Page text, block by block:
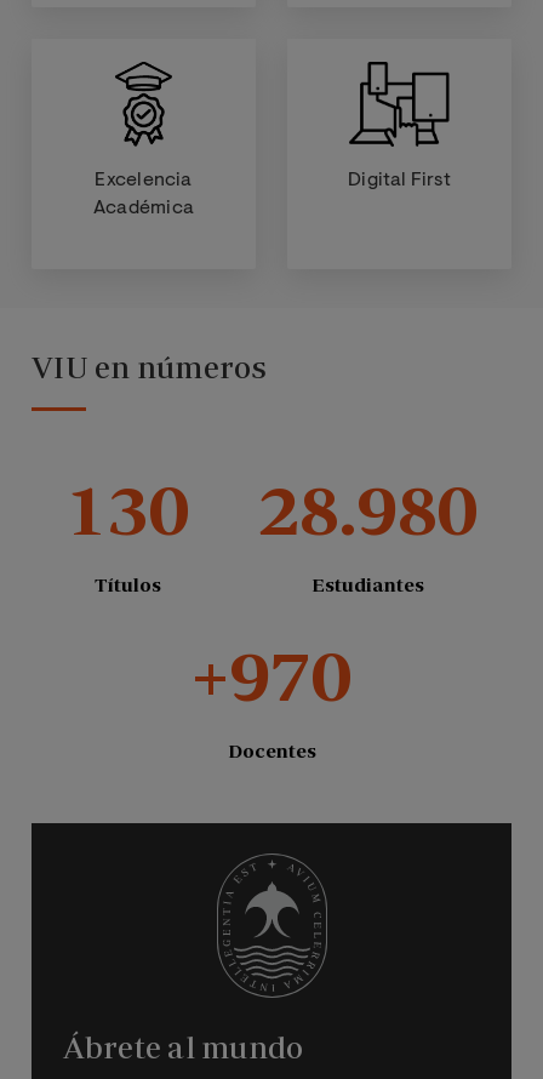
Excelencia
Académica
Digital First
VIU en números
130
Títulos
28.980
Estudiantes
+970
Docentes
Ábrete al mundo